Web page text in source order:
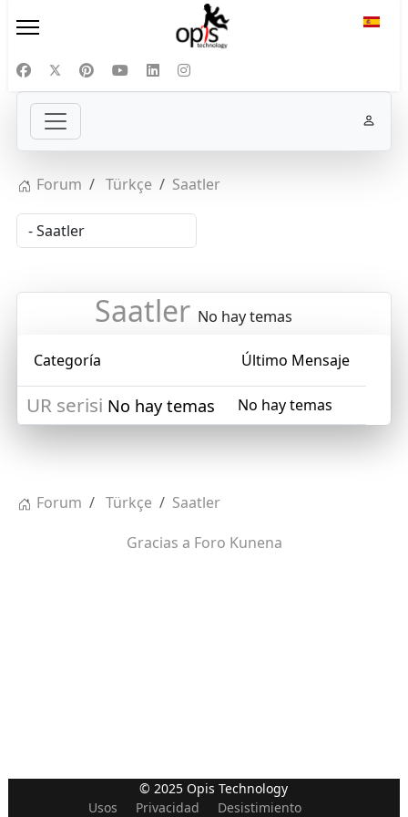
Forum Türkçe Saatler
Saatler No hay temas
Categoría Último Mensaje
UR serisi No hay temas No hay temas
Forum Türkçe
Saatler
Gracias a Foro Kunena
© 2025 Opis Technology
Usos
Privacidad Desistimiento